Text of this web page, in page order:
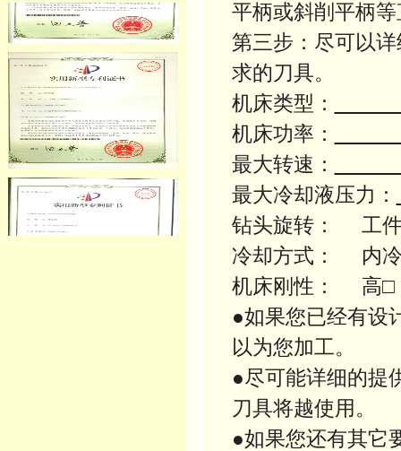
平柄或斜削平柄
第三步：尽可以
求的刀具。
机床类型：
机床功率：
最大转速：
最大冷却液压力：
钻头旋转：
冷却方式
机床刚
●如果您已经有设
以为您加工。
●尽可能详细的提
刀具将越使用。
●如果您还有其它